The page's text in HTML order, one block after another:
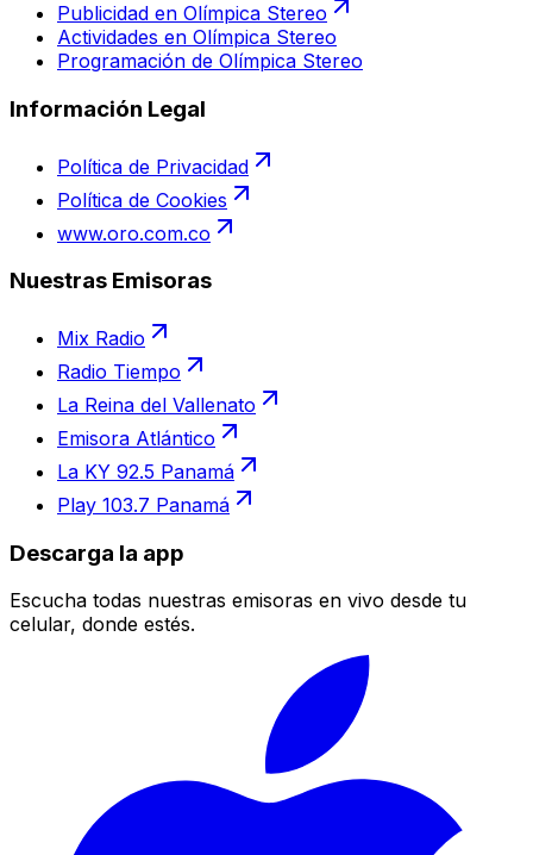
Publicidad en Olímpica Stereo
Actividades en Olímpica Stereo
Programación de Olímpica Stereo
Información Legal
Política de Privacidad
Política de Cookies
www.oro.com.co
Nuestras Emisoras
Mix Radio
Radio Tiempo
La Reina del Vallenato
Emisora Atlántico
La KY 92.5 Panamá
Play 103.7 Panamá
Descarga la app
Escucha todas nuestras emisoras en vivo desde tu
celular, donde estés.